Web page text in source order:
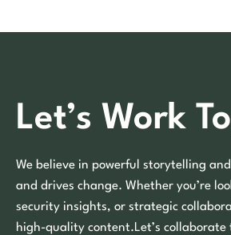
Let’s Work
We believe in powerful storytelling
and drives change. Whether you’re
security insights, or strategic
high-quality content.Let’s